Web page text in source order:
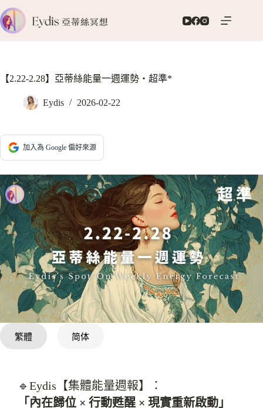
跳
至
主
容【2.22-2.28】亞蒂絲能量一週運勢‧超準*
Eydis 2026-02-22
加入為 Google 偏好來源
繁體 简体
🔹Eydis【集體能量週報】：
「內在歸位 × 行動甦醒 × 現實重新啟動」